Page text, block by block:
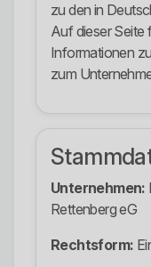
zu den in
Auf dieser Seite
Informationen
zum
Unternehmen:
Rettenberg eG
Rechtsform: